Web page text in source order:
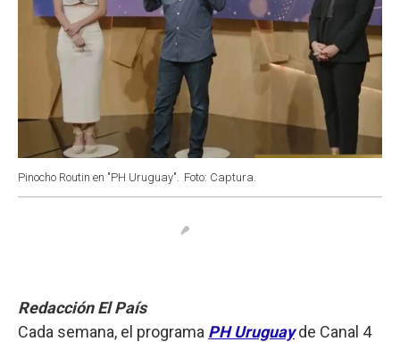
Pinocho Routin en "PH Uruguay". Foto: Captura.
Redacción El País
Cada semana, el programa PH Uruguayde Canal 4